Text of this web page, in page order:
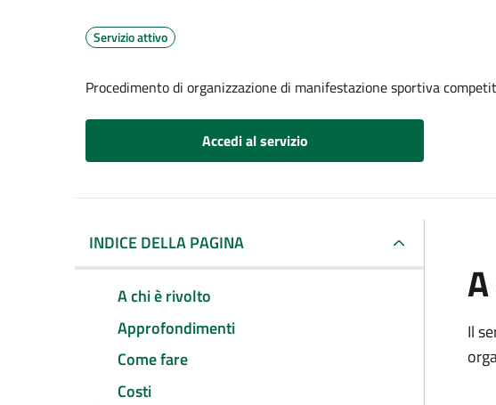
Servizio attivo
Procedimento di organizzazione di manifestazione sportiva
Accedi al servizio
INDICE DELLA PAGINA
A chi è rivolto
Approfondimenti
Come fare
Costi
Il